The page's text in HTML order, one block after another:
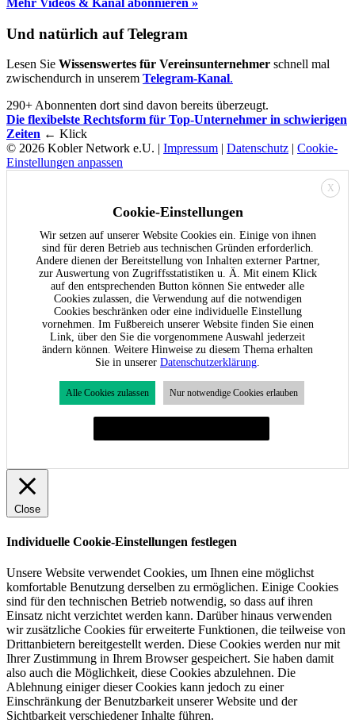
Und natürlich auf Telegram
Lesen Sie Wissenswertes für Vereinsunternehmer schnell mal
zwischendurch in unserem Telegram-Kanal.
290+ Abonnenten dort sind davon bereits überzeugt.
Die flexibelste Rechtsform für Top-Unternehmer in schwierigen
Zeiten ← Klick
© 2026 Kobler Network e.U. | Impressum | Datenschutz | Cookie-
Einstellungen anpassen
X
Cookie-Einstellungen
Wir setzen auf unserer Website Cookies ein. Einige von ihnen
sind für deren Betrieb aus technischen Gründen erforderlich.
Andere dienen der Bereitstellung von Inhalten externer Partner,
zur Auswertung von Zugriffsstatistiken u. Ä. Mit einem Klick
auf den entsprechenden Button können Sie entweder alle
Cookies zulassen, die Verwendung auf die notwendigen
Cookies beschränken oder eine individuelle Einstellung
vornehmen. Im Fußbereich unserer Website finden Sie einen
Link, über den Sie die vorgenommene Auswahl jederzeit
ändern können. Weitere Hinweise zu diesem Thema erhalten
Sie in unserer Datenschutzerklärung.
Alle Cookies zulassen Nur notwendige Cookies erlauben
Close
Individuelle Cookie-Einstellungen festlegen
Unsere Website verwendet Cookies, um Ihnen eine möglichst
komfortable Benutzung derselben zu ermöglichen. Einige Cookies
sind für den technischen Betrieb notwendig, so dass auf ihren
Einsatz nicht verzichtet werden kann. Darüber hinaus verwenden
wir zusätzliche Cookies für erweiterte Funktionen, die teilweise von
Drittanbietern bereitgestellt werden. Diese Cookies werden nur mit
Ihrer Zustimmung in Ihrem Browser gespeichert. Sie haben damit
also auch die Möglichkeit, diese Cookies abzulehnen. Die
Ablehnung einiger dieser Cookies kann jedoch zu einer
Einschränkung der Benutzbarkeit unserer Website und der
Sichtbarkeit verschiedener Inhalte führen.